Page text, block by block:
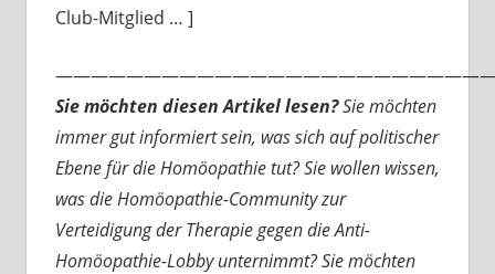
Club-Mitglied … ]
Sie möchten diesen Artikel lesen?Sie möchten
immer gut informiert sein, was sich auf politischer
Ebene für die Homöopathie tut? Sie wollen wissen,
was die Homöopathie-Community zur
Verteidigung der Therapie gegen die Anti-
Homöopathie-Lobby unternimmt? Sie möchten